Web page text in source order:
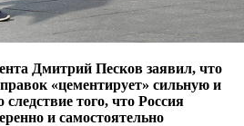
Дмитрий Песков заявил, что
«цементирует» сильную и
того, что Россия
и самостоятельно